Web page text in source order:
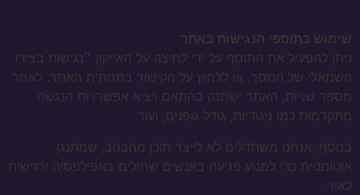
שימוש בתוספי הנגישות באתר
ניתן להפעיל את התוסף על ידי לחיצה על האייקון ״נגישות בצידו
השמאלי של המסך, או ללחוץ על הקישור בתחתית האתר. לאחר
מספר שניות, האתר ישתנה בהתאם ויציא אפשרויות הנגשה
מתקדמות כמו ניגודיות, גודל גופנים, ועוד.
בנוסף, אנחנו משתדלים לא לייצר תוכן מהבהב, שמתנגן
אוטומטית כדי למנוע פגיעה באנשים שחולים באפילפסיה ורגישות
לאור.